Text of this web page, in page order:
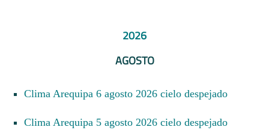
2026
AGOSTO
Clima Arequipa 6 agosto 2026 cielo despejado
Clima Arequipa 5 agosto 2026 cielo despejado